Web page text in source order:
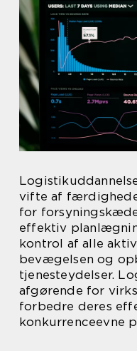
vifte af
for
effektiv
kontrol af alle
bevægelsen og
tjenesteydelser.
afgørende for
forbedre deres
konkurrenceevne